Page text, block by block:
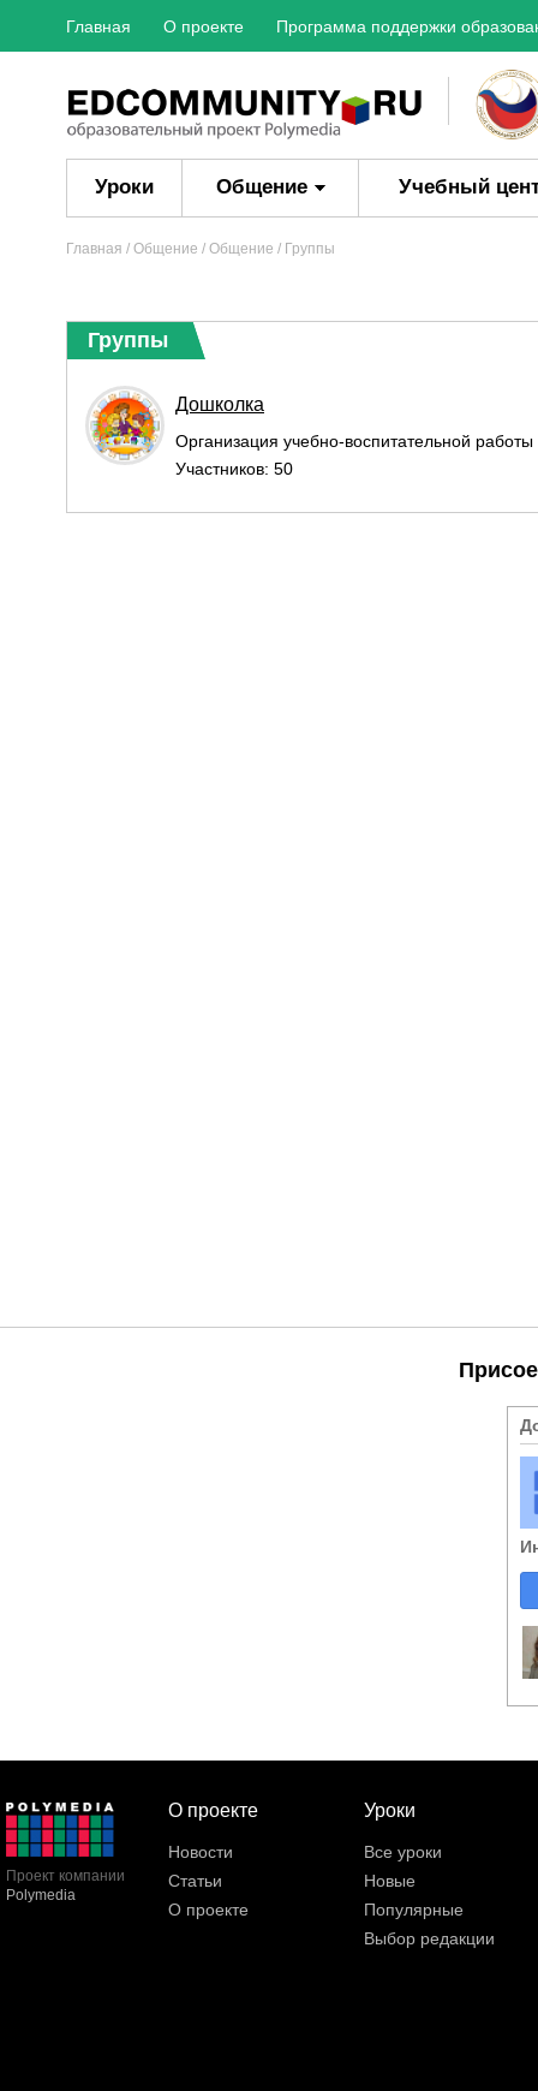
Главная О проекте Программа поддержки
Уроки Общение Учебный
Главная / Общение / Общение / Группы
Группы
Дошколка
Организация учебно-воспитательной работы
Участников: 50
Проект компании
Polymedia
О проекте
Новости
Статьи
О проекте
Уроки
Все уроки
Новые
Популярные
Выбор редакции